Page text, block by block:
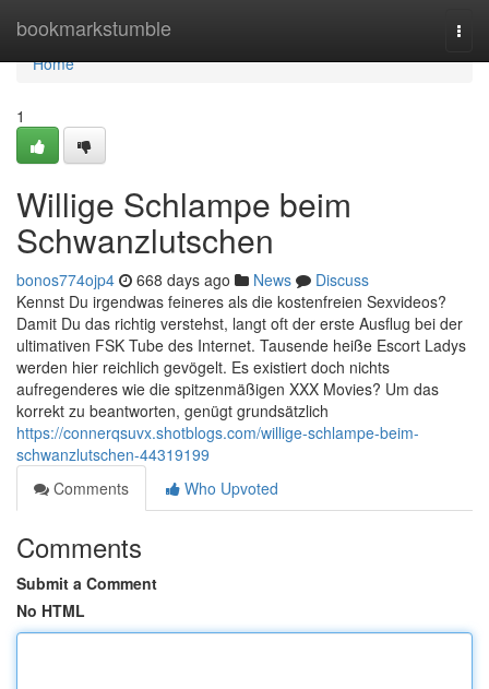
bookmarkstumble
Home
Home
1
Willige Schlampe beim
Schwanzlutschen
bonos774ojp4 668 days ago News
Discuss
Kennst Du irgendwas feineres als die kostenfreien Sexvideos?
Damit Du das richtig verstehst, langt oft der erste Ausflug bei der
ultimativen FSK Tube des Internet. Tausende heiße Escort Ladys
werden hier reichlich gevögelt. Es existiert doch nichts
aufregenderes wie die spitzenmäßigen XXX Movies? Um das
korrekt zu beantworten, genügt grundsätzlich
https://connerqsuvx.shotblogs.com/willige-schlampe-beim-
schwanzlutschen-44319199
Comments
Who Upvoted
Comments
Submit a Comment
No HTML